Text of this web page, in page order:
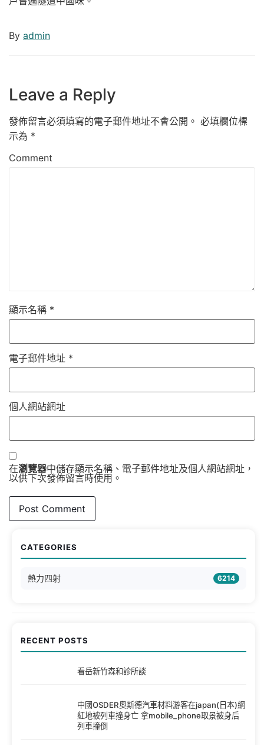
By admin
Leave a Reply
發佈留言必須填寫的電子郵件地址不會公開。 必填欄位標
示為 *
Comment
顯示名稱 *
電子郵件地址 *
個人網站網址
在瀏覽器中儲存顯示名稱、電子郵件地址及個人網站網址，
以供下次發佈留言時使用。
CATEGORIES
熱力四射 6214
RECENT POSTS
看岳新竹森和診所談
中國OSDER奧斯德汽車材料游客在japan(日本)網
紅地被列車撞身亡 拿mobile_phone取景被身后
列車撞倒